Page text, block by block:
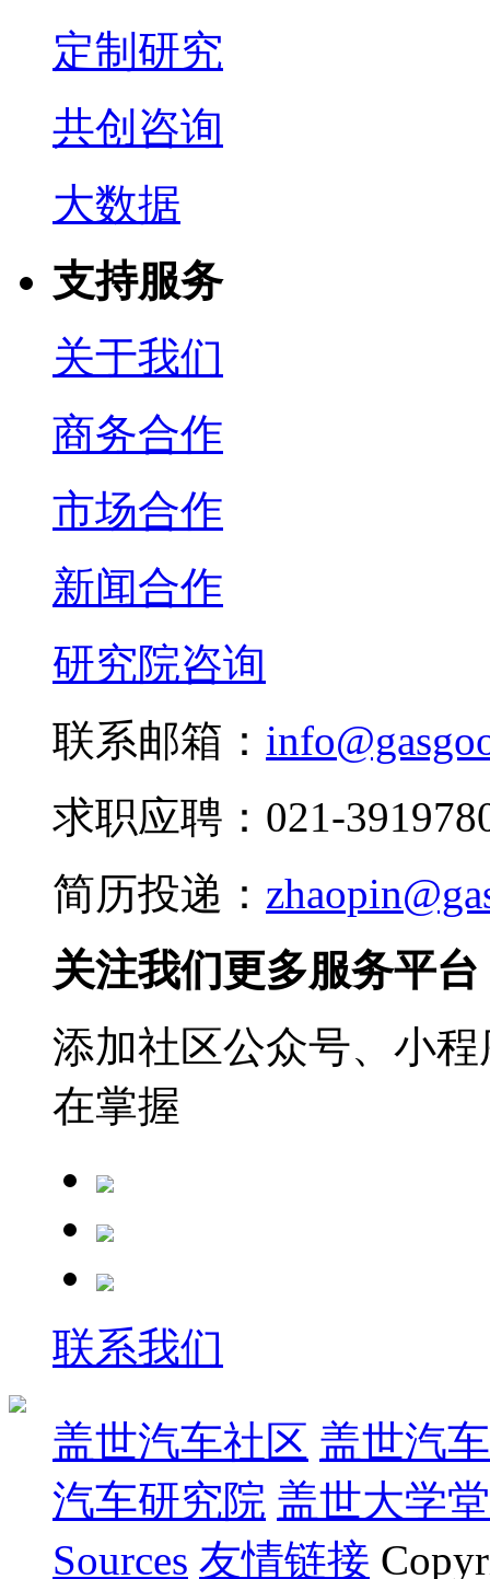
定制研究
共创咨询
大数据
支持服务
关于我们
商务合作
市场合作
新闻合作
研究院咨询
联系邮箱：
求职应聘：021-
简历投递：
关注我们更多服务平台
添加社区公众号、小
在掌握
联系我们
盖世汽车社区 盖世汽
汽车研究院 盖世大学堂
Sources 友情链接